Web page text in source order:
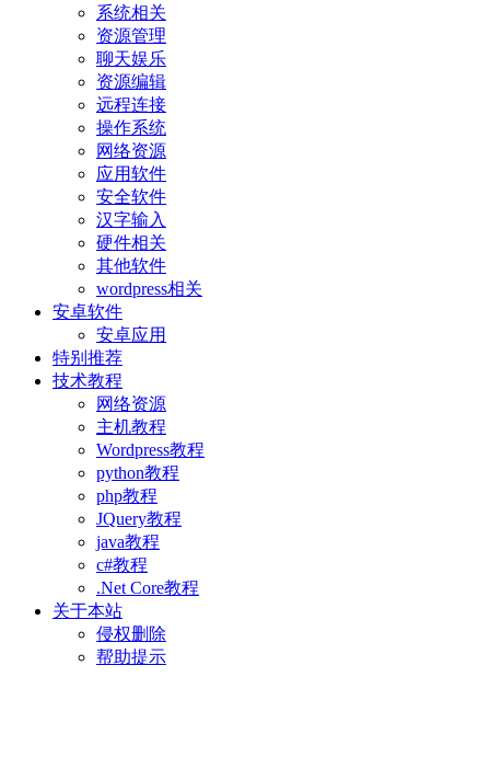
系统相关
资源管理
聊天娱乐
资源编辑
远程连接
操作系统
网络资源
应用软件
安全软件
汉字输入
硬件相关
其他软件
wordpress相关
安卓软件
安卓应用
特别推荐
技术教程
网络资源
主机教程
Wordpress教程
python教程
php教程
JQuery教程
java教程
c#教程
.Net Core教程
关于本站
侵权删除
帮助提示